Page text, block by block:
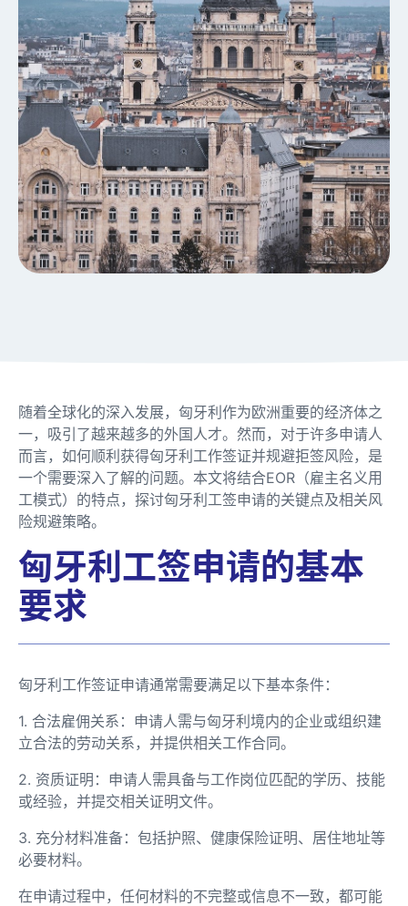
随着全球化的深入发展，匈牙利作为欧洲重要的经济体之
一，吸引了越来越多的外国人才。然而，对于许多申请人
而言，如何顺利获得匈牙利工作签证并规避拒签风险，是
一个需要深入了解的问题。本文将结合EOR（雇主名义用
工模式）的特点，探讨匈牙利工签申请的关键点及相关风
险规避策略。
匈牙利工签申请的基本
要求
匈牙利工作签证申请通常需要满足以下基本条件：
1. 合法雇佣关系：申请人需与匈牙利境内的企业或组织建
立合法的劳动关系，并提供相关工作合同。
2. 资质证明：申请人需具备与工作岗位匹配的学历、技能
或经验，并提交相关证明文件。
3. 充分材料准备：包括护照、健康保险证明、居住地址等
必要材料。
在申请过程中，任何材料的不完整或信息不一致，都可能